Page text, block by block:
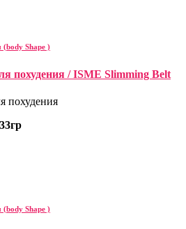
Shape )
похудения / ISME Slimming Belt
похудения
Shape )